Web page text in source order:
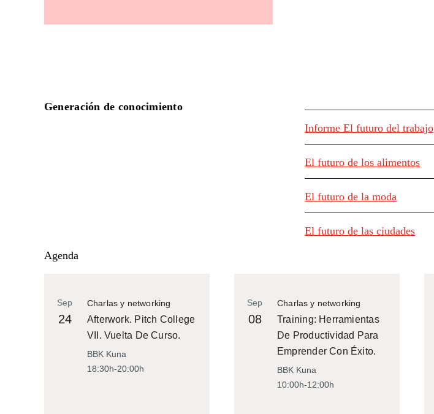
Generación de conocimiento
Informe El futuro del trabajo
El futuro de los alimentos
El futuro de la moda
El futuro de las ciudades
Agenda
Charlas y networking
Sep
24
Afterwork. Pitch College
VII. Vuelta De Curso.
BBK Kuna
18:30h-20:00h
Charlas y networking
Sep
08
Training: Herramientas
De Productividad Para
Emprender Con Éxito.
BBK Kuna
10:00h-12:00h